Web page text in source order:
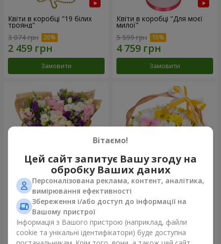
Квіти в коробці "19 білих
троянд"
3 074 грн
Замовити
Квіти в коробці "Для моєї
милої"
5 599 грн
Замовити
15 різнокольорових еустом
2 932 грн
Замовити
Кошик "Сонечко"
Замовити
Вітаємо!
Цей сайт запитує Вашу згоду на
обробку Ваших даних
Персоналізована реклама, контент, аналітика,
вимірювання ефективності
Збереження і/або доступ до інформації на
Вашому пристрої
Інформація з Вашого пристрою (наприклад, файли
cookie та унікальні ідентифікатори) буде доступна